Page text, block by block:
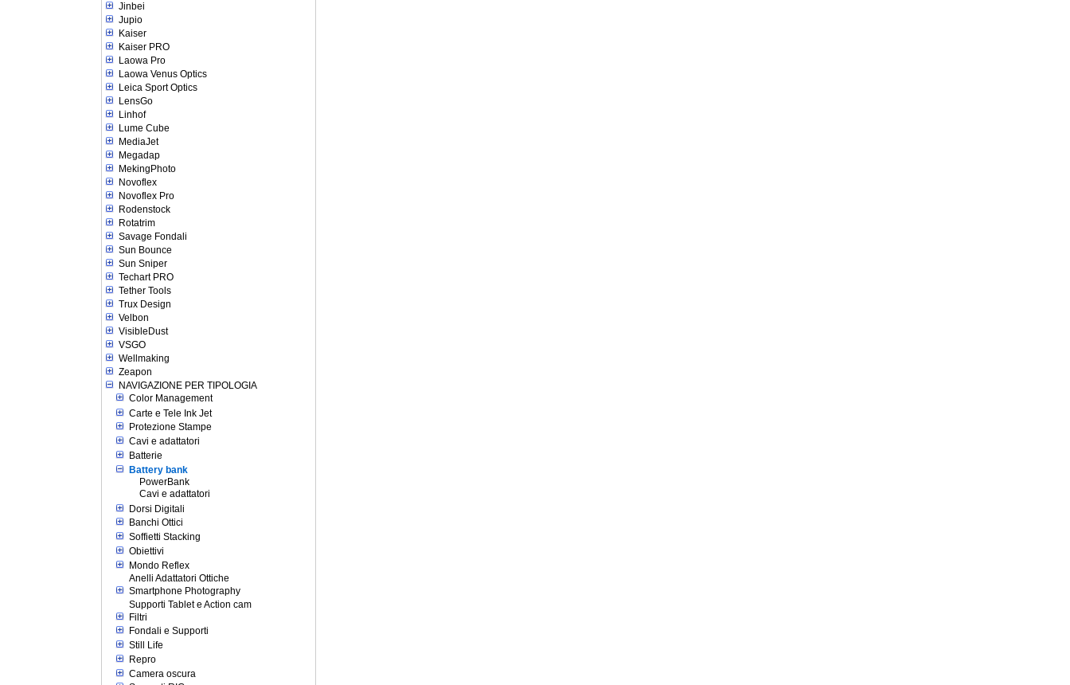
Jinbei
Jupio
Kaiser
Kaiser PRO
Laowa Pro
Laowa Venus Optics
Leica Sport Optics
LensGo
Linhof
Lume Cube
MediaJet
Megadap
MekingPhoto
Novoflex
Novoflex Pro
Rodenstock
Rotatrim
Savage Fondali
Sun Bounce
Sun Sniper
Techart PRO
Tether Tools
Trux Design
Velbon
VisibleDust
VSGO
Wellmaking
Zeapon
NAVIGAZIONE PER TIPOLOGIA
Color Management
Carte e Tele Ink Jet
Protezione Stampe
Cavi e adattatori
Batterie
Battery bank
PowerBank
Cavi e adattatori
Dorsi Digitali
Banchi Ottici
Soffietti Stacking
Obiettivi
Mondo Reflex
Anelli Adattatori Ottiche
Smartphone Photography
Supporti Tablet e Action cam
Filtri
Fondali e Supporti
Still Life
Repro
Camera oscura